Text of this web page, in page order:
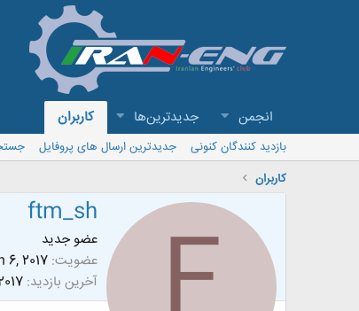
انجمن جدیدترین‌ها کاربران
بازدید کنندگان کنونی جدیدترین ارسال های پروفایل
کاربران
ftm_sh
عضو جدید
عضویت 6, 2017
آخرین بازدید